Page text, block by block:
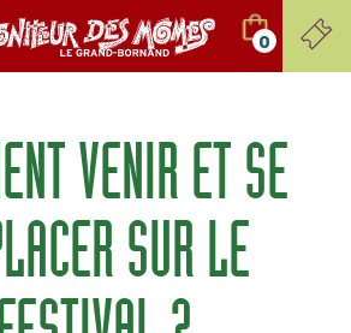
0
VENIR ET SE
SUR LE